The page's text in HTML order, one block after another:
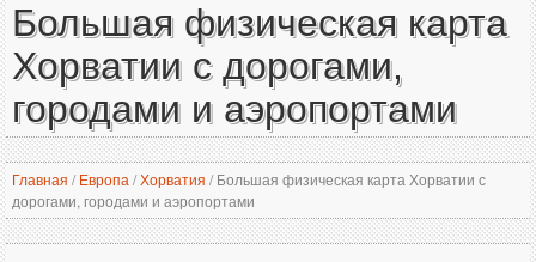
Большая физическая карта
Хорватии с дорогами,
городами и аэропортами
Главная / Европа /Хорватия /Большая физическая карта Хорватии с
дорогами, городами и аэропортами